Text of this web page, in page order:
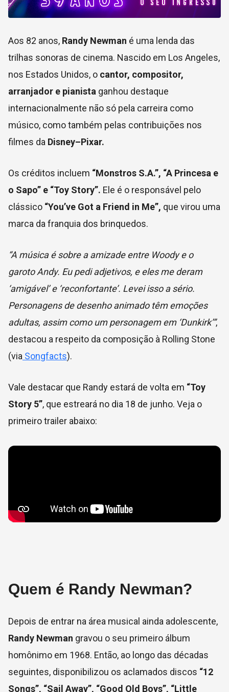
Aos 82 anos, Randy Newman é uma lenda das
trilhas sonoras de cinema. Nascido em Los Angeles,
nos Estados Unidos, o cantor, compositor,
arranjador e pianista ganhou destaque
internacionalmente não só pela carreira como
músico, como também pelas contribuições nos
filmes da Disney–Pixar.
Os créditos incluem “Monstros S.A.”, “A Princesa e
o Sapo” e “Toy Story”. Ele é o responsável pelo
clássico “You’ve Got a Friend in Me”, que virou uma
marca da franquia dos brinquedos.
“A música é sobre a amizade entre Woody e o
garoto Andy. Eu pedi adjetivos, e eles me deram
‘amigável’ e ‘reconfortante’. Levei isso a sério.
Personagens de desenho animado têm emoções
adultas, assim como um personagem em ‘Dunkirk’”,
destacou a respeito da composição à Rolling Stone
(via Songfacts).
Vale destacar que Randy estará de volta em “Toy
Story 5”, que estreará no dia 18 de junho. Veja o
primeiro trailer abaixo:
Quem é Randy Newman?
Depois de entrar na área musical ainda adolescente,
Randy Newman gravou o seu primeiro álbum
homônimo em 1968. Então, ao longo das décadas
seguintes, disponibilizou os aclamados discos “12
Songs”, “Sail Away”, “Good Old Boys”, “Little